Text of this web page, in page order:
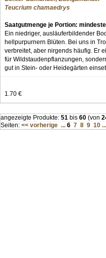
Teucrium chamaedrys
Saatgutmenge je Portion:
Ein niedriger, ausläuferbildender
hellpurpurnern Blüten. Bei uns in
verbreitet, aber nirgends häufig. Er
für Wildstaudenpflanzungen,
gut in Stein- oder Heidegärten
1.70 €
angezeigte Produkte: 51 bis 60 (von
Seiten: << vorherige ... 6 7 8 9 10 ...